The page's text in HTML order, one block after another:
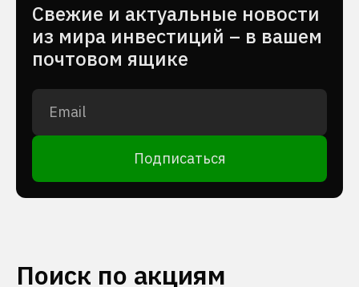
Cвежие и актуальные новости
из мира инвестиций – в вашем
почтовом ящике
Подписаться
Поиск по акциям